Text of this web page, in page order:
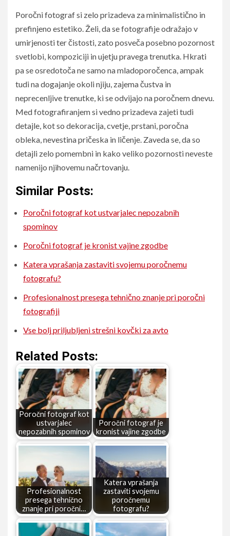
Poročni fotograf si zelo prizadeva za minimalistično in
prefinjeno estetiko. Želi, da se fotografije odražajo v
umirjenosti ter čistosti, zato posveča posebno pozornost
svetlobi, kompoziciji in ujetju pravega trenutka. Hkrati
pa se osredotoča ne samo na mladoporočenca, ampak
tudi na dogajanje okoli njiju, zajema čustva in
neprecenljive trenutke, ki se odvijajo na poročnem dnevu.
Med fotografiranjem si vedno prizadeva zajeti tudi
detajle, kot so dekoracija, cvetje, prstani, poročna
obleka, nevestina pričeska in ličenje. Zaveda se, da so
detajli zelo pomembni in kako veliko pozornosti neveste
namenijo njihovemu načrtovanju.
Similar Posts:
Poročni fotograf kot ustvarjalec nepozabnih
spominov
Poročni fotograf je kronist vajine zgodbe
Katera vprašanja zastaviti svojemu poročnemu
fotografu?
Profesionalnost presega tehnično znanje pri poročni
fotografiji
Vse bolj priljubljeni strešni kovčki za avto
Related Posts:
Poročni fotograf kot
ustvarjalec
nepozabnih spominov
Poročni fotograf je
kronist vajine zgodbe
Profesionalnost
presega tehnično
znanje pri poročni…
Katera vprašanja
zastaviti svojemu
poročnemu
fotografu?